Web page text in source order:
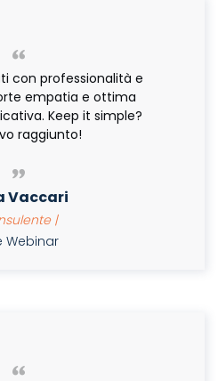
con professionalità e
empatia e ottima
Keep it simple?
raggiunto!
Vaccari
|
Webinar